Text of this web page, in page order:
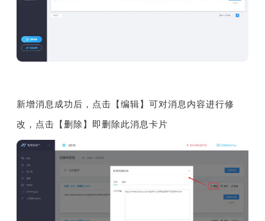
新增消息成功后，点击【编辑】可对消息内容进行修
改，点击【删除】即删除此消息卡片